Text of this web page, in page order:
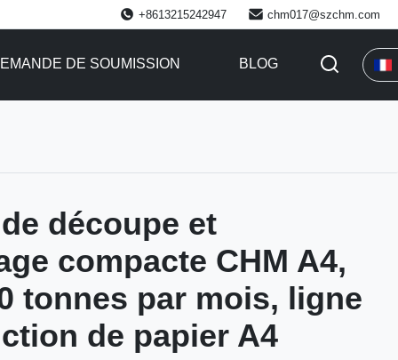
+8613215242947 chm017@szchm.com
DE SOUMISSION BLOG
découpe et
compacte CHM A4,
tonnes par mois, ligne
de papier A4